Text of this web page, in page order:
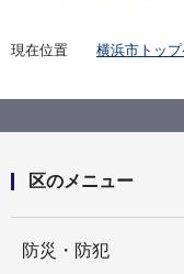
現在位置 横浜市トッ
10月 ① 中区
区のメニュー
防災・防犯